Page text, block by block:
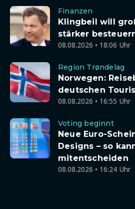
Finanzen
Klingbeil will
stärker
08.08.2026 • 18:06 Uhr
Region Trøndelag
Norwegen:
deutschen
08.08.2026 • 16:55 Uhr
Voting beginnt
Neue Euro-
Designs – so
mitentscheiden
08.08.2026 • 16:24 Uhr